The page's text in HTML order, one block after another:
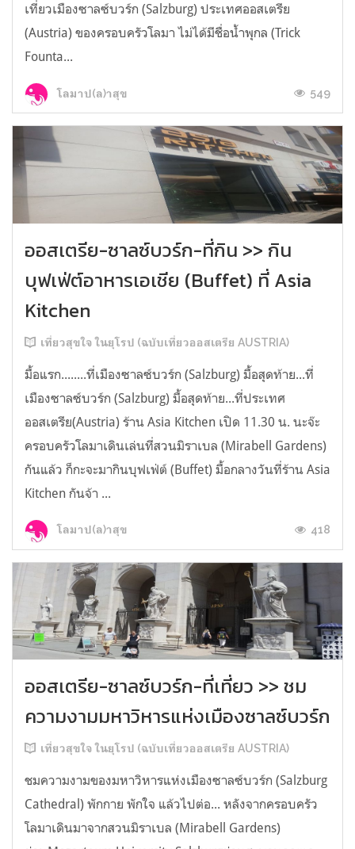
เที่ยวเมืองซาลซ์บวร์ก (Salzburg) ประเทศออสเตรีย
(Austria) ของครอบครัวโลมา ไม่ได้มีชื่อน้ำพุกล (Trick
Founta...
โลมาป(ล)าสุข 549
ออสเตรีย-ซาลซ์บวร์ก-ที่กิน >> กิน
บุฟเฟ่ต์อาหารเอเชีย (Buffet) ที่ Asia
Kitchen
เที่ยวสุขใจ ในยุโรป (ฉบับเที่ยวออสเตรีย AUSTRIA)
มื้อแรก........ที่เมืองซาลซ์บวร์ก (Salzburg) มื้อสุดท้าย...ที่
เมืองซาลซ์บวร์ก (Salzburg) มื้อสุดท้าย...ที่ประเทศ
ออสเตรีย(Austria) ร้าน Asia Kitchen เปิด 11.30 น. นะจ๊ะ
ครอบครัวโลมาเดินเล่นที่สวนมิราเบล (Mirabell Gardens)
กันแล้ว ก็กะจะมากินบุฟเฟ่ต์ (Buffet) มื้อกลางวันที่ร้าน Asia
Kitchen กันจ้า ...
โลมาป(ล)าสุข 418
ออสเตรีย-ซาลซ์บวร์ก-ที่เที่ยว >> ชม
ความงามมหาวิหารแห่งเมืองซาลซ์บวร์ก
เที่ยวสุขใจ ในยุโรป (ฉบับเที่ยวออสเตรีย AUSTRIA)
ชมความงามของมหาวิหารแห่งเมืองซาลซ์บวร์ก (Salzburg
Cathedral) พักกาย พักใจ แล้วไปต่อ... หลังจากครอบครัว
โลมาเดินมาจากสวนมิราเบล (Mirabell Gardens)